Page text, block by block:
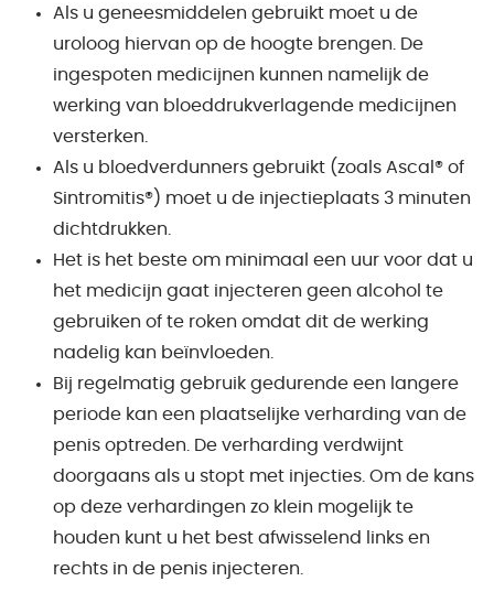
Als u geneesmiddelen gebruikt moet u de
uroloog hiervan op de hoogte brengen. De
ingespoten medicijnen kunnen namelijk de
werking van bloeddrukverlagende medicijnen
versterken.
Als u bloedverdunners gebruikt (zoals Ascal® of
Sintromitis®) moet u de injectieplaats 3 minuten
dichtdrukken.
Het is het beste om minimaal een uur voor dat u
het medicijn gaat injecteren geen alcohol te
gebruiken of te roken omdat dit de werking
nadelig kan beïnvloeden.
Bij regelmatig gebruik gedurende een langere
periode kan een plaatselijke verharding van de
penis optreden. De verharding verdwijnt
doorgaans als u stopt met injecties. Om de kans
op deze verhardingen zo klein mogelijk te
houden kunt u het best afwisselend links en
rechts in de penis injecteren.